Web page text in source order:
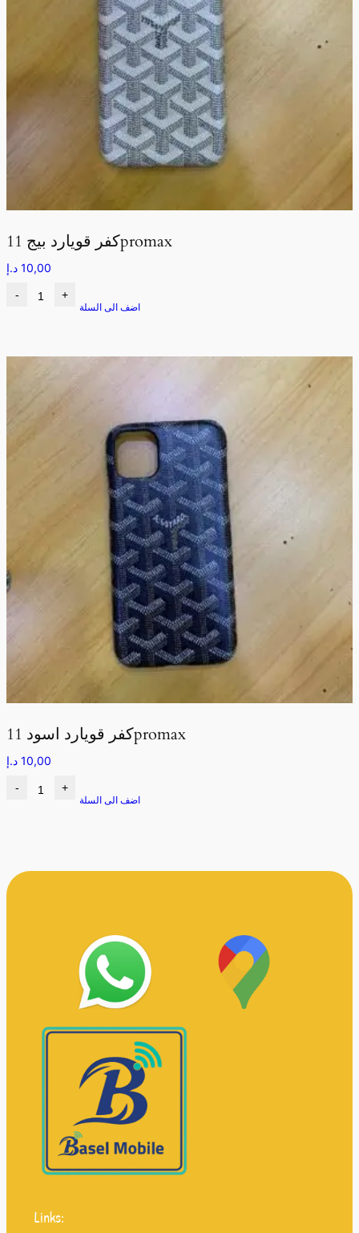
كفر قويارد بيج 11promax
10,00 د.إ
- +
اضف الى السلة
كفر قويارد اسود 11promax
10,00 د.إ
- +
اضف الى السلة
Links: